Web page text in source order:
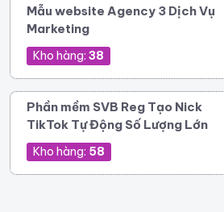
Mẫu website Agency 3 Dịch Vụ
Marketing
Kho hàng: 38
Phần mềm SVB Reg Tạo Nick
TikTok Tự Động Số Lượng Lớn
Kho hàng: 58